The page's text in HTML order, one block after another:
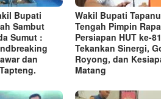
Bupati
Sambut
Sumut :
dan
Wakil Bupati
Tengah Pimpin
Persiapan HUT ke-
Tekankan Sinergi,
Royong, dan
Matang